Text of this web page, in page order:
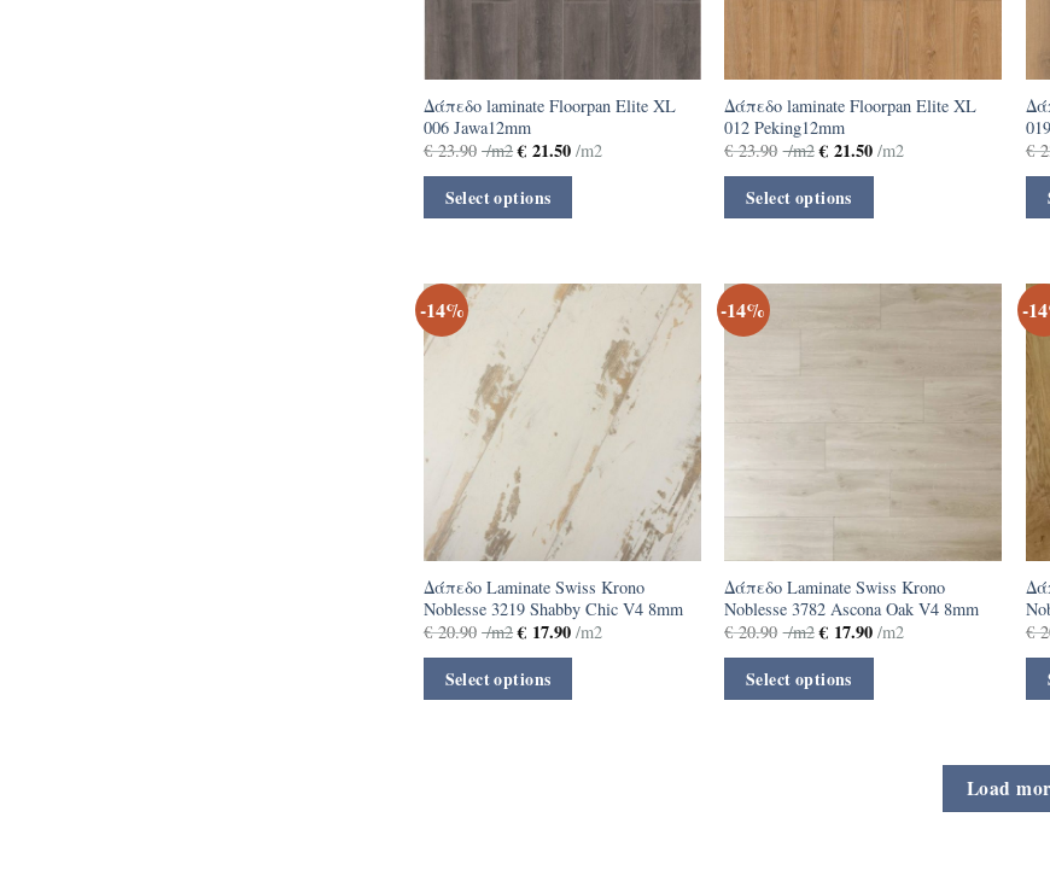
Δάπεδο laminate Floorpan Elite XL
006 Jawa12mm
€23.90 /m2 € 21.50 /m2
Select options
Δάπεδο laminate Floorpan Elite XL
012 Peking12mm
€23.90 /m2 €21.50/m2
Select options
€
-14%
Δάπεδο Laminate Swiss Krono
Noblesse 3219 Shabby Chic V4 8mm
€20.90 /m2 € 17.90 /m2
Select options
-14%
Δάπεδο Laminate Swiss Krono
Noblesse 3782 Ascona Oak V4 8mm
€20.90 /m2 €17.90/m2
Select options
-
€
Load